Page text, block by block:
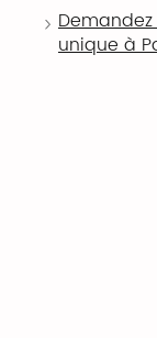
unique à